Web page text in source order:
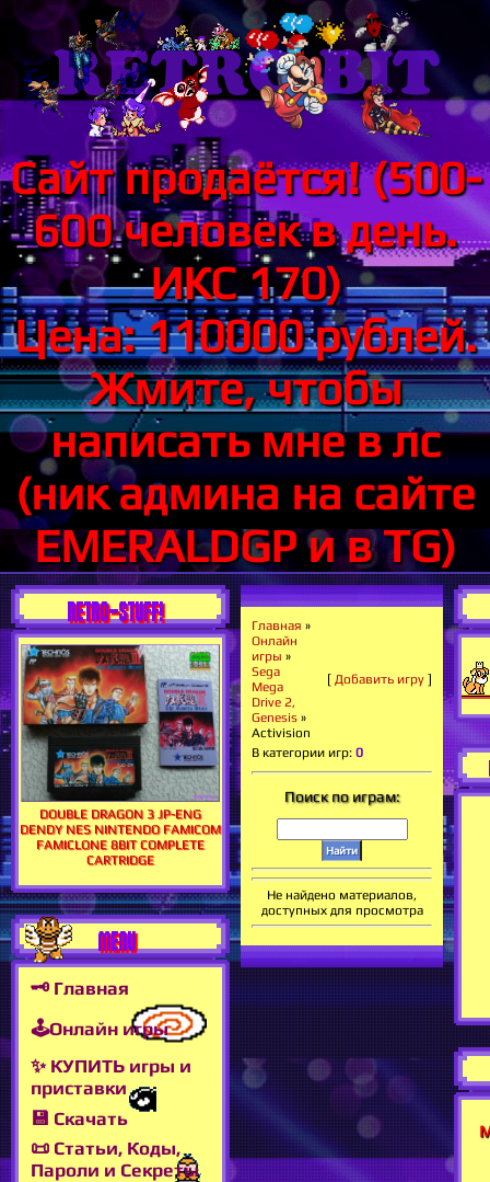
Сайт продаётся! (500-
600 человек в день.
ИКС 170)
Цена: 110000 рублей.
Жмите, чтобы
написать мне в лс
(ник админа на сайте
EMERALDGP и в TG)
RETRO-STUFF!
DOUBLE DRAGON 3 JP-ENG
DENDY NES NINTENDO FAMICOM
FAMICLONE 8BIT COMPLETE
CARTRIDGE
MENU
🗝 Главная
🕹Онлайн игры
✨ КУПИТЬ игры и
приставки
💾 Скачать
📜 Статьи, Коды,
Пароли и Секреты
Главная »
Онлайн
игры »
Sega
Mega
Drive 2,
Genesis »
Activision
[ Добавить игру ]
В категории игр: 0
Поиск по играм:
Не найдено материалов,
доступных для просмотра